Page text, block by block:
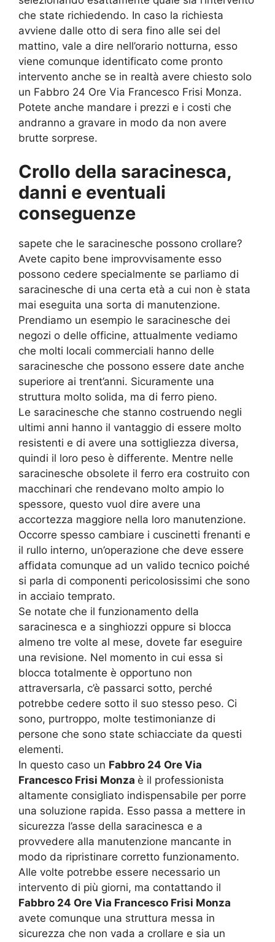
che state richiedendo. In caso la richiesta
avviene dalle otto di sera fino alle sei del
mattino, vale a dire nell’orario notturna, esso
viene comunque identificato come pronto
intervento anche se in realtà avere chiesto solo
un Fabbro 24 Ore Via Francesco Frisi Monza.
Potete anche mandare i prezzi e i costi che
andranno a gravare in modo da non avere
brutte sorprese.
Crollo della saracinesca,
danni e eventuali
conseguenze
sapete che le saracinesche possono crollare?
Avete capito bene improvvisamente esso
possono cedere specialmente se parliamo di
saracinesche di una certa età a cui non è stata
mai eseguita una sorta di manutenzione.
Prendiamo un esempio le saracinesche dei
negozi o delle officine, attualmente vediamo
che molti locali commerciali hanno delle
saracinesche che possono essere date anche
superiore ai trent’anni. Sicuramente una
struttura molto solida, ma di ferro pieno.
Le saracinesche che stanno costruendo negli
ultimi anni hanno il vantaggio di essere molto
resistenti e di avere una sottigliezza diversa,
quindi il loro peso è differente. Mentre nelle
saracinesche obsolete il ferro era costruito con
macchinari che rendevano molto ampio lo
spessore, questo vuol dire avere una
accortezza maggiore nella loro manutenzione.
Occorre spesso cambiare i cuscinetti frenanti e
il rullo interno, un’operazione che deve essere
affidata comunque ad un valido tecnico poiché
si parla di componenti pericolosissimi che sono
in acciaio temprato.
Se notate che il funzionamento della
saracinesca e a singhiozzi oppure si blocca
almeno tre volte al mese, dovete far eseguire
una revisione. Nel momento in cui essa si
blocca totalmente è opportuno non
attraversarla, c’è passarci sotto, perché
potrebbe cedere sotto il suo stesso peso. Ci
sono, purtroppo, molte testimonianze di
persone che sono state schiacciate da questi
elementi.
In questo caso un Fabbro 24 Ore Via
Francesco Frisi Monza è il professionista
altamente consigliato indispensabile per porre
una soluzione rapida. Esso passa a mettere in
sicurezza l’asse della saracinesca e a
provvedere alla manutenzione mancante in
modo da ripristinare corretto funzionamento.
Alle volte potrebbe essere necessario un
intervento di più giorni, ma contattando il
Fabbro 24 Ore Via Francesco Frisi Monza
avete comunque una struttura messa in
sicurezza che non vada a crollare e sia un